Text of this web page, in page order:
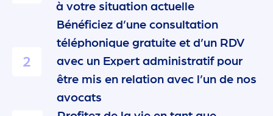
à votre situation actuelle
Bénéficiez d’une consultation
téléphonique gratuite et d’un RDV
avec un Expert administratif pour
être mis en relation avec l’un de nos
avocats